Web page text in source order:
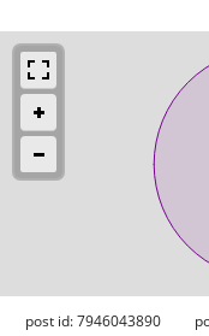
post id: 7946043890